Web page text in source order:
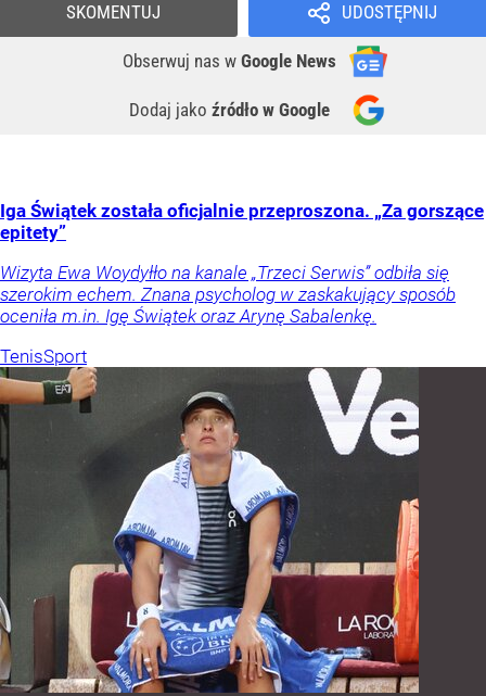
UDOSTĘPNIJ
Obserwuj nas w Google News
Dodaj jako źródło w Google
SKOMENTUJ
Iga Świątek została oficjalnie przeproszona. „Za gorszące
epitety”
Wizyta Ewa Woydyłło na kanale „Trzeci Serwis” odbiła się
szerokim echem. Znana psycholog w zaskakujący sposób
oceniła m.in. Igę Świątek oraz Arynę Sabalenkę.
TenisSport